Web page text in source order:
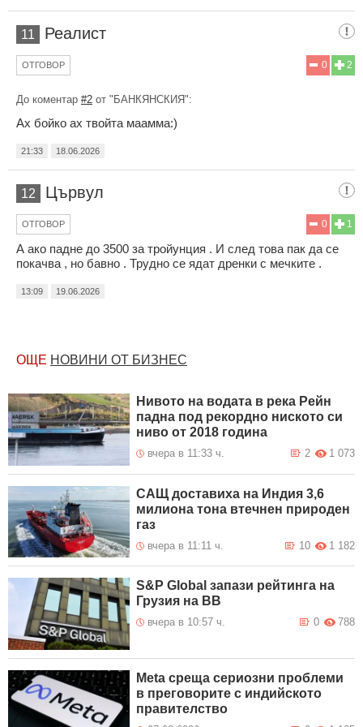
11 Реалист
2
0
ОТГОВОР
До коментар #2 от "БАНКЯНСКИЯ":
Ах бойко ах твойта маамма:)
21:33 18.06.2026
12 Цървул
1
0
ОТГОВОР
А ако падне до 3500 за тройунция . И след това пак да се
покачва , но бавно . Трудно се ядат дренки с мечките .
13:09 19.06.2026
ОЩЕ НОВИНИ ОТ БИЗНЕС
Нивото на водата в река Рейн
падна под рекордно ниското си
ниво от 2018 година
вчера в 11:33 ч. 1 073
2
САЩ доставиха на Индия 3,6
милиона тона втечнен природен
газ
вчера в 11:11 ч. 1 182
10
S&P Global запази рейтинга на
Грузия на BB
вчера в 10:57 ч. 788
0
Meta среща сериозни проблеми
в преговорите с индийското
правителство